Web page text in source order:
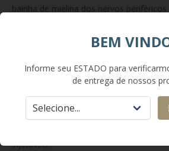
bainha de mielina dos nervos periféricos.
Cada 1 mL de solução injetável contém
humana normal,
da qual no mínimo
injetáveis.
BEM
Informe seu ESTADO para
de entrega de nossos